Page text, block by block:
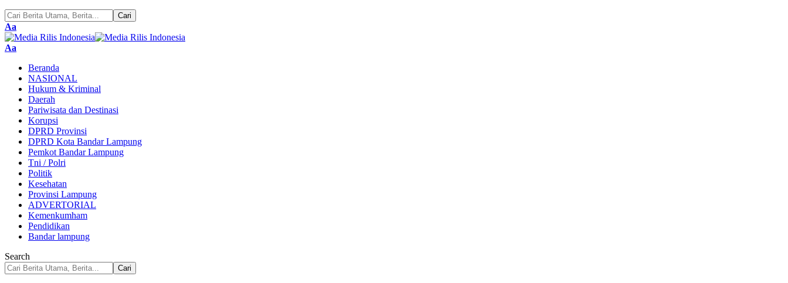
Pengubah
Ukuran
Font
Aa
Pengubah
Font
Aa
Beranda
NASIONAL
Hukum & Kriminal
Daerah
Pariwisata dan Destinasi
Korupsi
DPRD Provinsi
DPRD Kota Bandar Lampung
Pemkot Bandar Lampung
Tni / Polri
Politik
Kesehatan
Provinsi Lampung
ADVERTORIAL
Kemenkumham
Pendidikan
Bandar lampung
Search